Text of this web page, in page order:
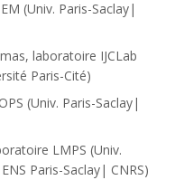
(Univ. Paris-Saclay|
laboratoire IJCLab
Paris-Cité)
(Univ. Paris-Saclay|
LMPS (Univ.
Paris-Saclay| CNRS)